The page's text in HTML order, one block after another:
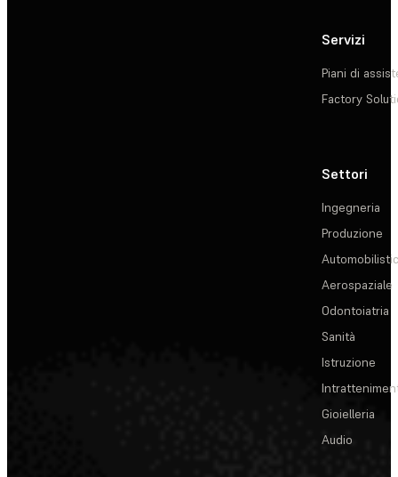
Servizi
Piani di
Factory
Settori
Ingegneria
Produzione
Aerospaziale
Odontoiatria
Sanità
Istruzione
Gioielleria
Audio